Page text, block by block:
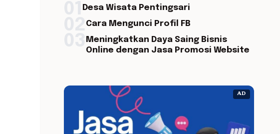
Desa Wisata Pentingsari
Cara Mengunci Profil FB
Meningkatkan Daya Saing Bisnis
Online dengan Jasa Promosi Website
AD